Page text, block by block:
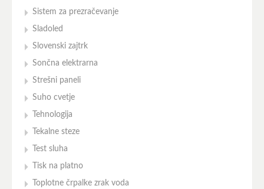
Sistem za prezračevanje
Sladoled
Slovenski zajtrk
Sončna elektrarna
Strešni paneli
Suho cvetje
Tehnologija
Tekalne steze
Test sluha
Tisk na platno
Toplotne črpalke zrak voda